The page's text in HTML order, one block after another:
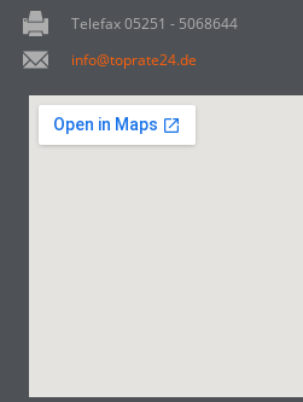
Telefax 05251 - 5068644
info@toprate24.de